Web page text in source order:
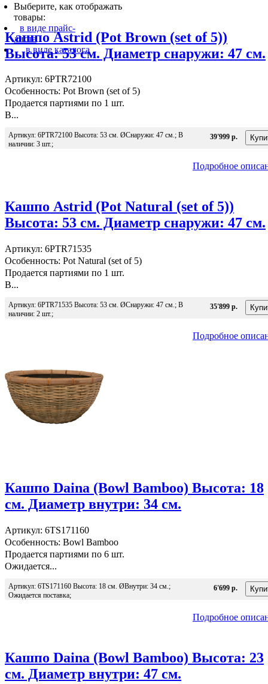
Выберите, как отображать
товары:
в виде прайс-
листа
в виде каталога
Кашпо Astrid (Pot Brown (set of 5))
Высота: 53 см. Диаметр снаружи: 47 см.
Артикул: 6PTR72100
Особенность: Pot Brown (set of 5)
Продается партиями по 1 шт.
В...
Артикул: 6PTR72100 Высота: 53 см. ØСнаружи: 47 см.; В
наличии: 3 шт.;
39'999 р.
Подробное
Кашпо Astrid (Pot Natural (set of 5))
Высота: 53 см. Диаметр снаружи: 47 см.
Артикул: 6PTR71535
Особенность: Pot Natural (set of 5)
Продается партиями по 1 шт.
В...
Артикул: 6PTR71535 Высота: 53 см. ØСнаружи: 47 см.; В
наличии: 2 шт.;
35'899 р.
Подробное
Кашпо Daina (Bowl Bamboo) Высота: 18
см. Диаметр внутри: 34 см.
Артикул: 6TS171160
Особенность: Bowl Bamboo
Продается партиями по 6 шт.
Ожидается...
Артикул: 6TS171160 Высота: 18 см. ØВнутри: 34 см.;
Ожидается поставка;
6'699 р.
Подробное
Кашпо Daina (Bowl Bamboo) Высота: 23
см. Диаметр внутри: 47 см.